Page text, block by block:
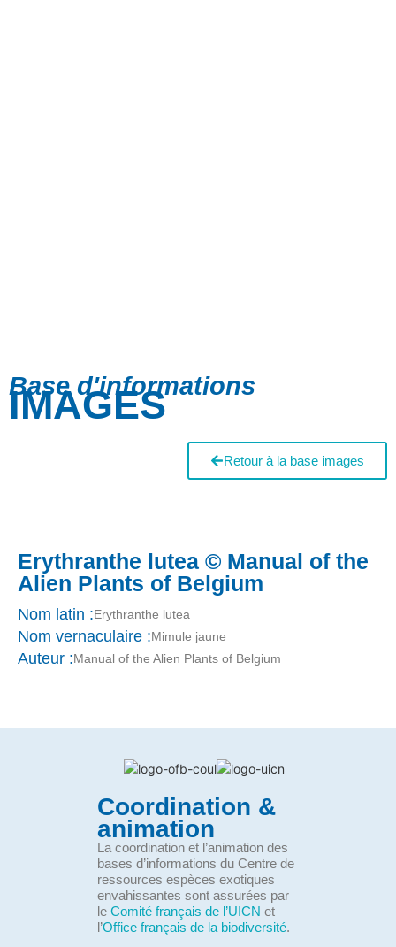
Base d'informations
IMAGES
Retour à la base images
Erythranthe lutea © Manual of the
Alien Plants of Belgium
Nom latin :Erythranthe lutea
Nom vernaculaire :Mimule jaune
Auteur :Manual of the Alien Plants of Belgium
Coordination &
animation
La coordination et l’animation des
bases d’informations du Centre de
ressources espèces exotiques
envahissantes sont assurées par
le Comité français de l’UICN et
l’Office français de la biodiversité.